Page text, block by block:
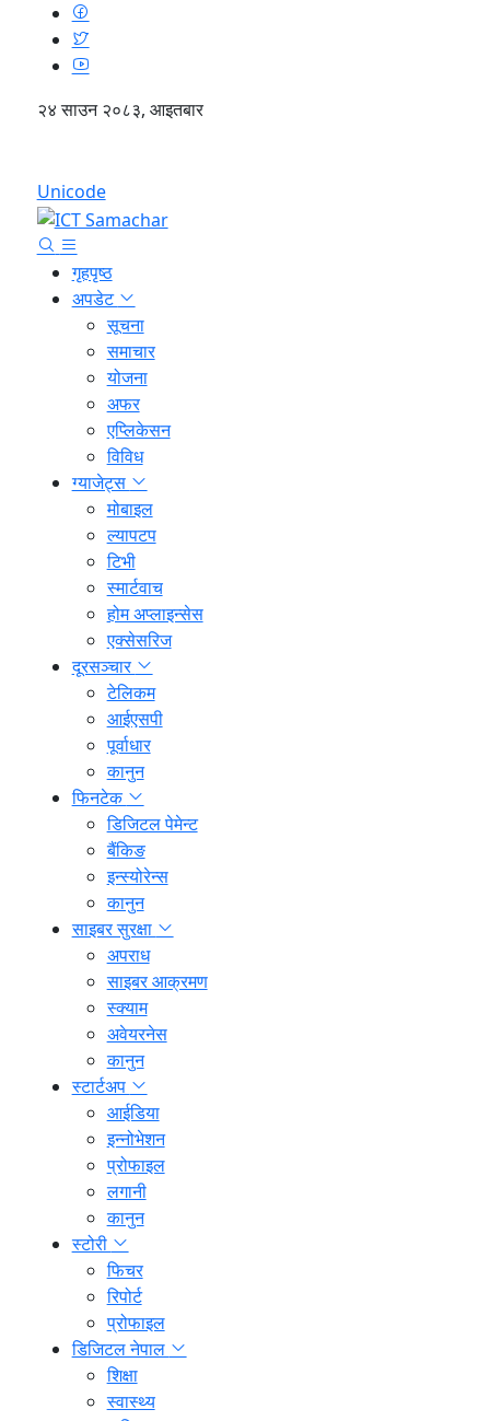
२४ साउन २०८३, आइतबार
Unicode
गृहपृष्ठ
अपडेट
सूचना
समाचार
योजना
अफर
एप्लिकेसन
विविध
ग्याजेट्स
मोबाइल
ल्यापटप
टिभी
स्मार्टवाच
होम अप्लाइन्सेस
एक्सेसरिज
दूरसञ्चार
टेलिकम
आईएसपी
पूर्वाधार
कानुन
फिनटेक
डिजिटल पेमेन्ट
बैंकिङ
इन्स्योरेन्स
कानुन
साइबर सुरक्षा
अपराध
साइबर आक्रमण
स्क्याम
अवेयरनेस
कानुन
स्टार्टअप
आईडिया
इन्नोभेशन
प्रोफाइल
लगानी
कानुन
स्टोरी
फिचर
रिपोर्ट
प्रोफाइल
डिजिटल नेपाल
शिक्षा
स्वास्थ्य